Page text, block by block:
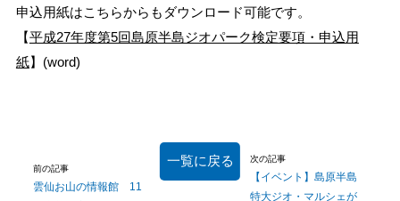
申込用紙はこちらからもダウンロード可能です。
【平成27年度第5回島原半島ジオパーク検定要項・申込用
紙】(word)
前の記事
雲仙お山の情報館 11
次の記事
【イベント】島原半島
特大ジオ・マルシェが
一覧に戻る